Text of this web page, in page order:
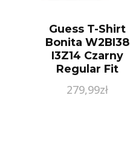
Guess T-Shirt
Bonita W2BI38
I3Z14 Czarny
Regular Fit
279,99zł